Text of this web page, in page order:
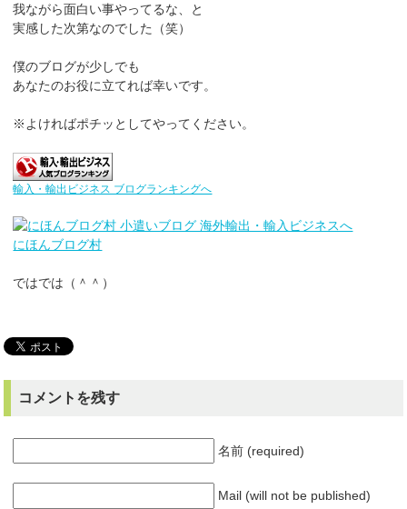
我ながら面白い事やってるな、と
実感した次第なのでした（笑）
僕のブログが少しでも
あなたのお役に立てれば幸いです。
※よければポチッとしてやってください。
輸入・輸出ビジネス ブログランキングへ
にほんブログ村
ではでは（＾＾）
コメントを残す
名前 (required)
Mail (will not be published)